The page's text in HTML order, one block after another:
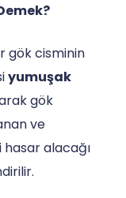
gök cisminin
yumuşak
gök
ve
hasar alacağı